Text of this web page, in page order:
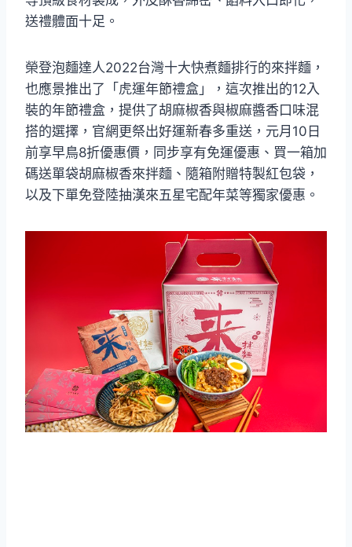
送禮體面十足。
榮登泡麵達人2022台灣十大快煮麵排行的來拌麵，
也應景推出了「虎運年節禮盒」，這次推出的12入
裝的年節禮盒，提供了胡麻椒香與椒麻醬香口味混
搭的選擇，官網更祭出好運新春多重送，元月10日
前享早鳥8折優惠價，同步享有免運優惠、買一箱加
碼送單袋胡麻椒香來拌麵、隨箱附贈特製紅包袋，
以及下單免登陸抽漢來五星宅配年菜等獨家優惠。